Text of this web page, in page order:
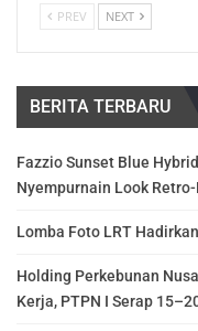
PREV NEXT
BERITA TERBARU
Fazzio Sunset Blue
Nyempurnain Look
Lomba Foto LRT
Holding Perkebunan
Kerja, PTPN I Serap